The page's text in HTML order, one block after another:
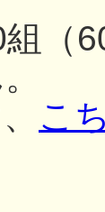
（
こ